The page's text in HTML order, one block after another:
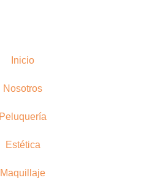
Inicio
Nosotros
Peluquería
Estética
Maquillaje